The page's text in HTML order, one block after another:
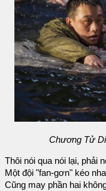
Chương Tử
Thôi nói qua nói lại, phải
Một đội "fan-gơn" kéo
Cũng may phần hai